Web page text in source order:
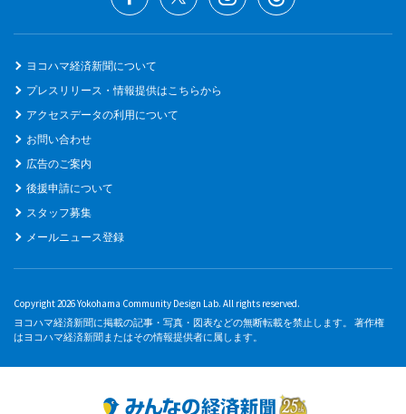
ヨコハマ経済新聞について
プレスリリース・情報提供はこちらから
アクセスデータの利用について
お問い合わせ
広告のご案内
後援申請について
スタッフ募集
メールニュース登録
Copyright 2026 Yokohama Community Design Lab. All rights reserved.
ヨコハマ経済新聞に掲載の記事・写真・図表などの無断転載を禁止します。 著作権
はヨコハマ経済新聞またはその情報提供者に属します。